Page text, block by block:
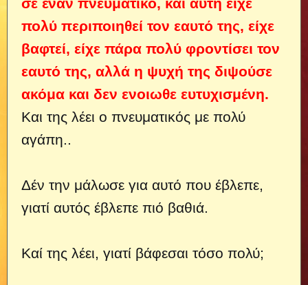
σε έναν πνευματικό, και αυτή είχε
πολύ περιποιηθεί τον εαυτό της, είχε
βαφτεί, είχε πάρα πολύ φροντίσει τον
εαυτό της, αλλά η ψυχή της διψούσε
ακόμα και δεν ενοιωθε ευτυχισμένη.
Και της λέει ο πνευματικός με πολύ
αγάπη..
Δέν την μάλωσε για αυτό που έβλεπε,
γιατί αυτός έβλεπε πιό βαθιά.
Καί της λέει, γιατί βάφεσαι τόσο πολύ;